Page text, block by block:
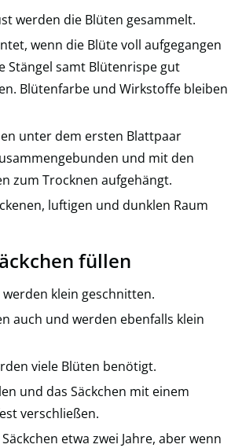
werden die Blüten gesammelt.
wenn die Blüte voll aufgegangen
Stängel samt Blütenrispe gut
Blütenfarbe und Wirkstoffe bleiben
unter dem ersten Blattpaar
und mit den
zum Trocknen aufgehängt.
luftigen und dunklen Raum
füllen
klein geschnitten.
auch und werden ebenfalls klein
viele Blüten benötigt.
und das Säckchen mit einem
verschließen.
etwa zwei Jahre, aber wenn